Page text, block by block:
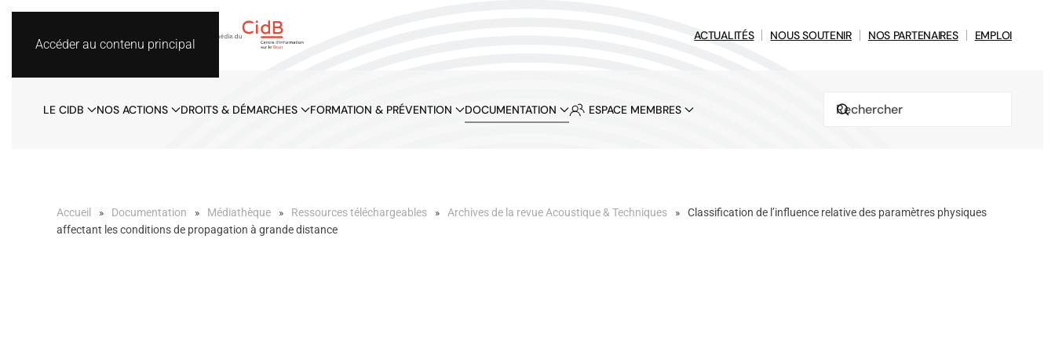
Accéder au contenu principal
ACTUALITÉS NOUS SOUTENIR NOS PARTENAIRES EMPLOI
LE CIDB NOS ACTIONS DROITS & DÉMARCHES FORMATION & PRÉVENTION DOCUMENTATION ESPACE MEMBRES
Accueil Documentation Médiathèque Ressources téléchargeables Archives de la revue Acoustique & Techniques
Classification de l’influence relative des paramètres physiques
affectant les conditions de propagation à grande distance